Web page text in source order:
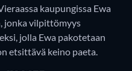
kaupungissa Ewa
jonka vilpittömyys
jolla Ewa pakotetaan
etsittävä keino paeta.